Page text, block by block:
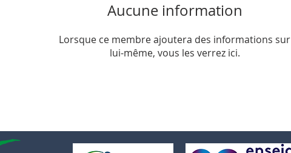
Aucune information
Lorsque ce membre ajoutera des informations sur
lui-même, vous les verrez ici.